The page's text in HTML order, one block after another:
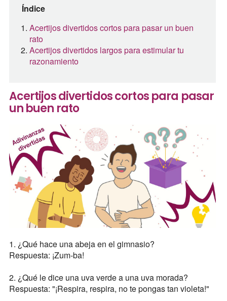
Índice
Acertijos divertidos cortos para pasar un buen
rato
Acertijos divertidos largos para estimular tu
razonamiento
Acertijos divertidos cortos para pasar
un buen rato
1. ¿Qué hace una abeja en el gimnasio?
Respuesta: ¡Zum-ba!
2. ¿Qué le dice una uva verde a una uva morada?
Respuesta: "¡Respira, respira, no te pongas tan violeta!"